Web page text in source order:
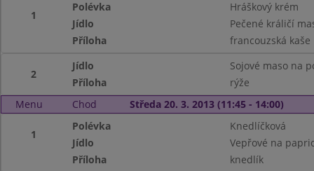
1
Polévka
Hráškový krém
Jídlo
Pečené králičí
Příloha
francouzská kaše
2
Jídlo
Sojové maso na
Příloha
rýže
Menu
Chod Středa 20. 3. 2013 (11:45 - 14:00)
1
Polévka
Knedlíčková
Jídlo
Vepřové na
Příloha
knedlík